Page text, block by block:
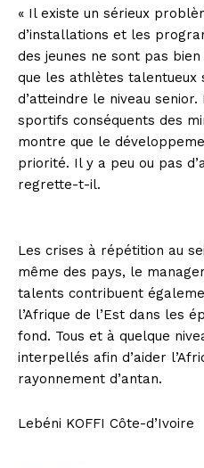
« Il existe un sérieux
d’installations et les
des jeunes ne sont pas
que les athlètes talentueux
d’atteindre le niveau
sportifs conséquents des
montre que le
priorité. Il y a peu ou pas
regrette-t-il.
Les crises à répétition au
même des pays, le
talents contribuent
l’Afrique de l’Est dans les
fond. Tous et à quelque
interpellés afin d’aider
rayonnement d’antan.
Lebéni KOFFI Côte-d’Ivoire